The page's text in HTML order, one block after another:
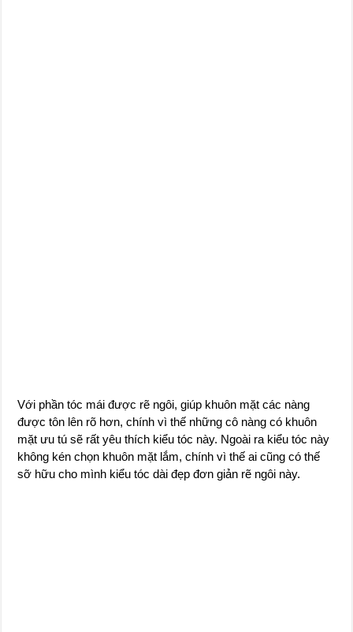
Với phần tóc mái được rẽ ngôi, giúp khuôn mặt các nàng
được tôn lên rõ hơn, chính vì thế những cô nàng có khuôn
mặt ưu tú sẽ rất yêu thích kiểu tóc này. Ngoài ra kiểu tóc này
không kén chọn khuôn mặt lắm, chính vì thế ai cũng có thế
sỡ hữu cho mình kiểu tóc dài đẹp đơn giản rẽ ngôi này.